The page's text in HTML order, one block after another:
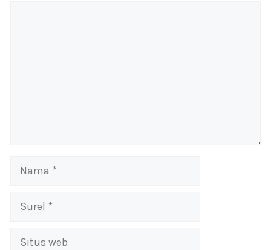
Nama
Surel
Situs